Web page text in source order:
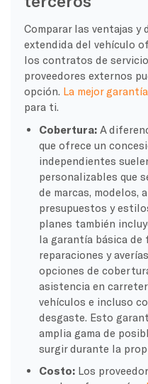
Comparar las ventajas y
extendida del vehículo
los contratos de
proveedores externos
opción. La mejor
para ti.
Cobertura: A
que ofrece un
independientes
personalizables que
de marcas, modelos,
presupuestos y
planes también
la garantía básica de
reparaciones y
opciones de
asistencia en
vehículos e incluso
desgaste. Esto
amplia gama de
surgir durante la
Costo: Los